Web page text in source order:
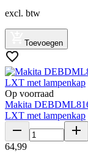
excl. btw
Toevoegen
Op voorraad
Makita
LXT met lampenkap
64,99